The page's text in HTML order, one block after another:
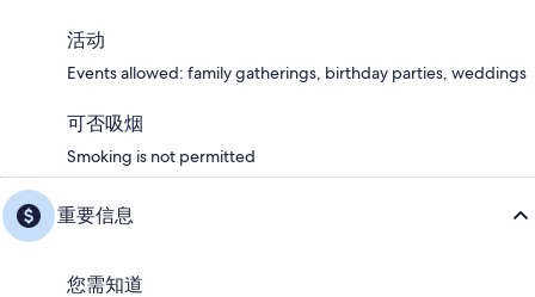
活动
Events allowed: family gatherings, birthday parties, weddings
可否吸烟
Smoking is not permitted
重要信息
您需知道